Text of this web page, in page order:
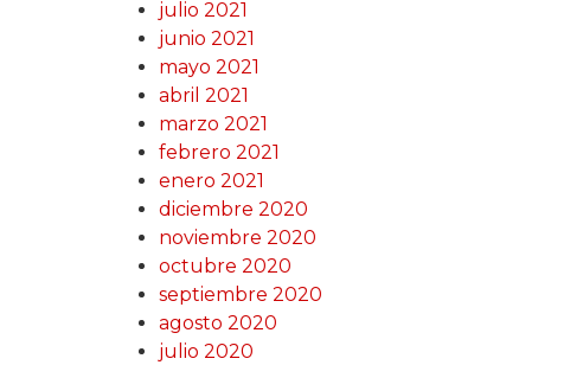
julio 2021
junio 2021
mayo 2021
abril 2021
marzo 2021
febrero 2021
enero 2021
diciembre 2020
noviembre 2020
octubre 2020
septiembre 2020
agosto 2020
julio 2020